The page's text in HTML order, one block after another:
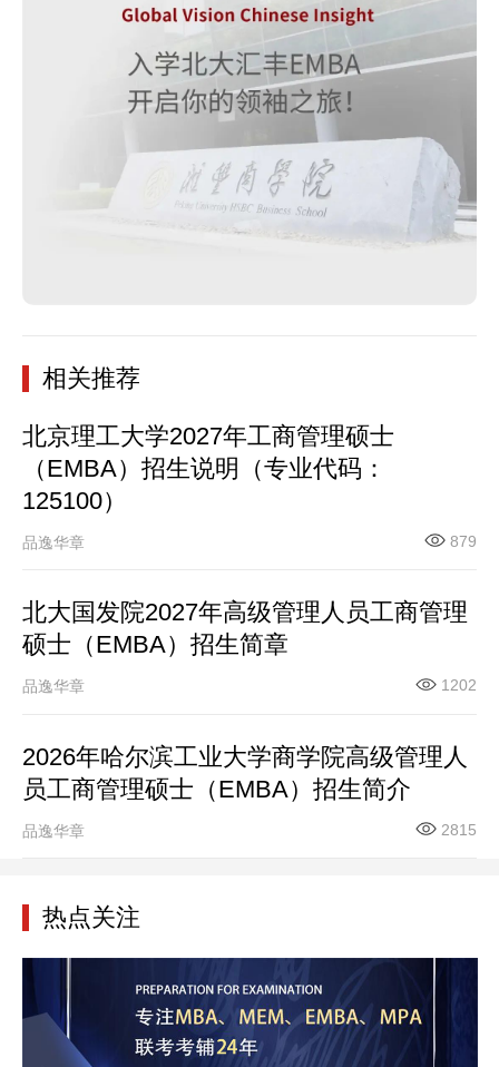
相关推荐
北京理工大学2027年工商管理硕士
（EMBA）招生说明（专业代码：
125100）
品逸华章 879
北大国发院2027年高级管理人员工商管理
硕士（EMBA）招生简章
品逸华章 1202
2026年哈尔滨工业大学商学院高级管理人
员工商管理硕士（EMBA）招生简介
品逸华章 2815
热点关注